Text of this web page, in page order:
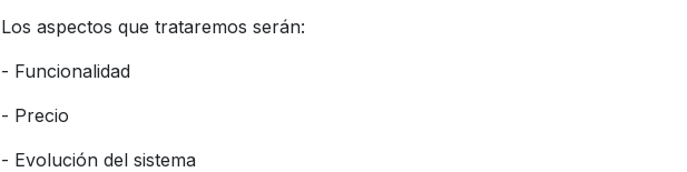
Los aspectos que trataremos serán:
- Funcionalidad
- Precio
- Evolución del sistema